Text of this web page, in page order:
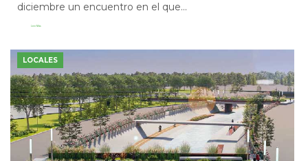
diciembre un encuentro en el que...
Leer Más
LOCALES